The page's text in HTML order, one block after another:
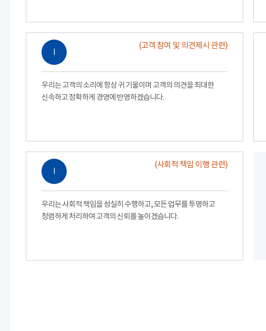
Ⅰ
(고객 참여 및 의견제시 관련)
우리는 고객의 소리에 항상 귀 기울이며 고객의 의견을 최대한
신속하고 정확하게 경영에 반영하겠습니다.
Ⅰ
(사회적 책임 이행 관련)
우리는 사회적 책임을 성실히 수행하고, 모든 업무를 투명하고
청렴하게 처리하여 고객의 신뢰를 높이겠습니다.